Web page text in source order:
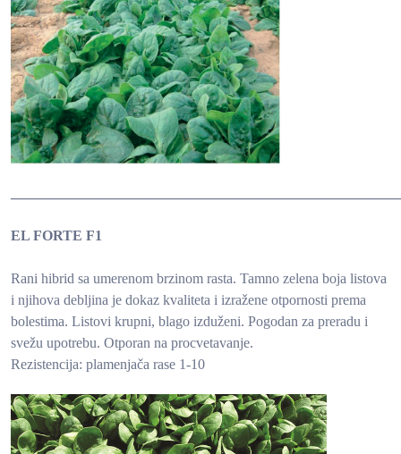
EL FORTE F1
Rani hibrid sa umerenom brzinom rasta. Tamno zelena boja listova
i njihova debljina je dokaz kvaliteta i izražene otpornosti prema
bolestima. Listovi krupni, blago izduženi. Pogodan za preradu i
svežu upotrebu. Otporan na procvetavanje.
Rezistencija: plamenjača rase 1-10